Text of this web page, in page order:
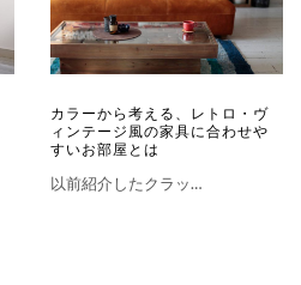
カラーから考える、レトロ・ヴ
ィンテージ風の家具に合わせや
すいお部屋とは
以前紹介したクラッ…